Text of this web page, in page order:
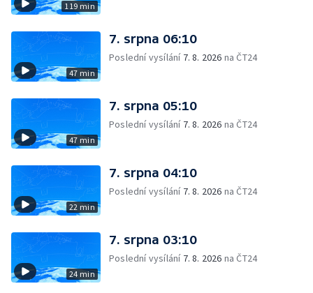
119 min
47 min
7. srpna 06:10
Poslední vysílání 7. 8. 2026 na ČT24
47 min
7. srpna 05:10
Poslední vysílání 7. 8. 2026 na ČT24
22 min
7. srpna 04:10
Poslední vysílání 7. 8. 2026 na ČT24
24 min
7. srpna 03:10
Poslední vysílání 7. 8. 2026 na ČT24